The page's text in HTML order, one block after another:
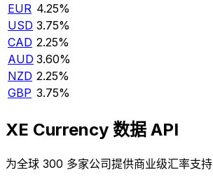
EUR 4.25%
USD 3.75%
CAD 2.25%
AUD 3.60%
NZD 2.25%
GBP 3.75%
XE Currency 数据 API
为全球 300 多家公司提供商业级汇率支持